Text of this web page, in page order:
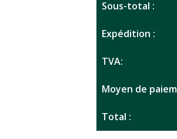
Sous-total :
Expédition :
TVA:
Moyen de
Total :